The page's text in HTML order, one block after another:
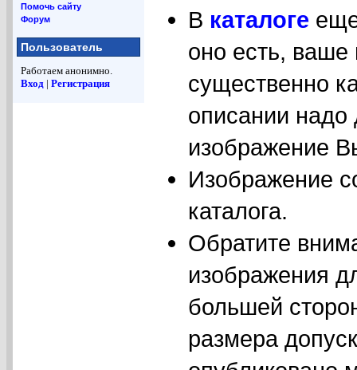
Помочь сайту
Форум
Пользователь
Работаем анонимно.
Вход | Регистрация
В каталоге
оно есть,
существенно
описании
изображение
Изображение
каталога.
Обратите
изображения
большей
размера